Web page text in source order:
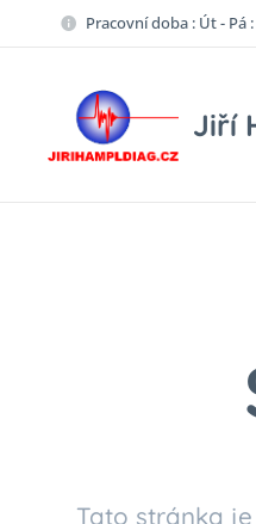
Pracovní doba : Út - Pá
Jiří
Tato stránka